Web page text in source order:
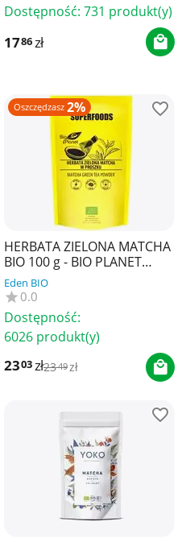
Dostępność: 731 produkt(y)
1786zł
Oszczędzasz 2%
HERBATA ZIELONA MATCHA
BIO 100 g - BIO PLANET
SUPERFOODS
Eden BIO
0.0
Dostępność:
6026 produkt(y)
2303zł2349zł